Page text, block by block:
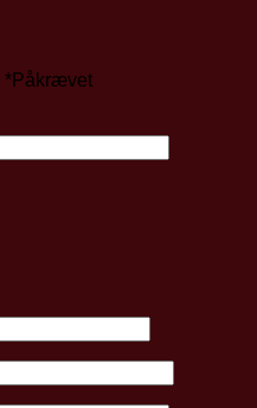
*Påkrævet